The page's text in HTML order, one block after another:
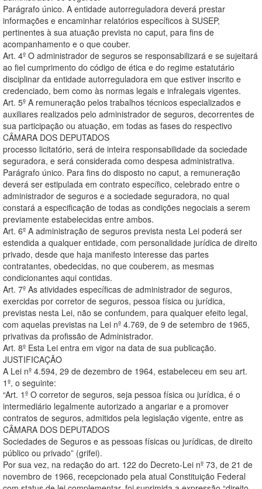
Parágrafo único. A entidade autorreguladora deverá prestar
informações e encaminhar relatórios específicos à SUSEP,
pertinentes à sua atuação prevista no caput, para fins de
acompanhamento e o que couber.
Art. 4º O administrador de seguros se responsabilizará e se sujeitará
ao fiel cumprimento do código de ética e do regime estatutário
disciplinar da entidade autorreguladora em que estiver inscrito e
credenciado, bem como às normas legais e infralegais vigentes.
Art. 5º A remuneração pelos trabalhos técnicos especializados e
auxiliares realizados pelo administrador de seguros, decorrentes de
sua participação ou atuação, em todas as fases do respectivo
CÂMARA DOS DEPUTADOS
processo licitatório, será de inteira responsabilidade da sociedade
seguradora, e será considerada como despesa administrativa.
Parágrafo único. Para fins do disposto no caput, a remuneração
deverá ser estipulada em contrato específico, celebrado entre o
administrador de seguros e a sociedade seguradora, no qual
constará a especificação de todas as condições negociais a serem
previamente estabelecidas entre ambos.
Art. 6º A administração de seguros prevista nesta Lei poderá ser
estendida a qualquer entidade, com personalidade jurídica de direito
privado, desde que haja manifesto interesse das partes
contratantes, obedecidas, no que couberem, as mesmas
condicionantes aqui contidas.
Art. 7º As atividades específicas de administrador de seguros,
exercidas por corretor de seguros, pessoa física ou jurídica,
previstas nesta Lei, não se confundem, para qualquer efeito legal,
com aquelas previstas na Lei nº 4.769, de 9 de setembro de 1965,
privativas da profissão de Administrador.
Art. 8º Esta Lei entra em vigor na data de sua publicação.
JUSTIFICAÇÃO
A Lei nº 4.594, 29 de dezembro de 1964, estabeleceu em seu art.
1º, o seguinte:
“Art. 1º O corretor de seguros, seja pessoa física ou jurídica, é o
intermediário legalmente autorizado a angariar e a promover
contratos de seguros, admitidos pela legislação vigente, entre as
CÂMARA DOS DEPUTADOS
Sociedades de Seguros e as pessoas físicas ou jurídicas, de direito
público ou privado” (grifei).
Por sua vez, na redação do art. 122 do Decreto-Lei nº 73, de 21 de
novembro de 1966, recepcionado pela atual Constituição Federal